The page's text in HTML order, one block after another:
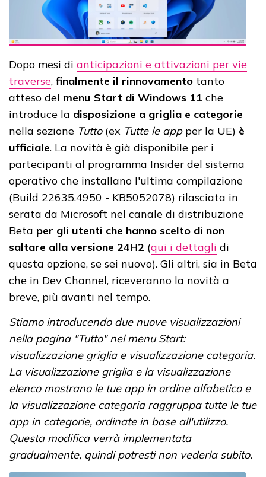
Dopo mesi di anticipazioni e attivazioni per vie
traverse, finalmente il rinnovamento tanto
atteso del menu Start di Windows 11 che
introduce la disposizione a griglia e categorie
nella sezione Tutto(ex Tutte le appper la UE) è
ufficiale. La novità è già disponibile per i
partecipanti al programma Insider del sistema
operativo che installano l'ultima compilazione
(Build 22635.4950 - KB5052078) rilasciata in
serata da Microsoft nel canale di distribuzione
Beta per gli utenti che hanno scelto di non
saltare alla versione 24H2 (qui i dettagli di
questa opzione, se sei nuovo). Gli altri, sia in Beta
che in Dev Channel, riceveranno la novità a
breve, più avanti nel tempo.
Stiamo introducendo due nuove visualizzazioni
nella pagina "Tutto" nel menu Start:
visualizzazione griglia e visualizzazione categoria.
La visualizzazione griglia e la visualizzazione
elenco mostrano le tue app in ordine alfabetico e
la visualizzazione categoria raggruppa tutte le tue
app in categorie, ordinate in base all'utilizzo.
Questa modifica verrà implementata
gradualmente, quindi potresti non vederla subito.